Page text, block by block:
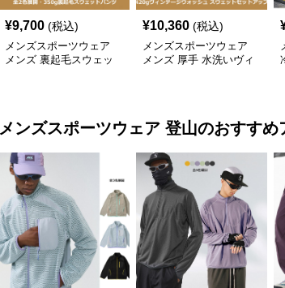
¥9,700 (税込)
メンズスポーツウェア
メンズ 裏起毛スウェッ
¥10,360 (税込)
メンズスポーツウェア
メンズ 厚手 水洗いヴィ
メンズスポーツウェア 登山のおすすめ